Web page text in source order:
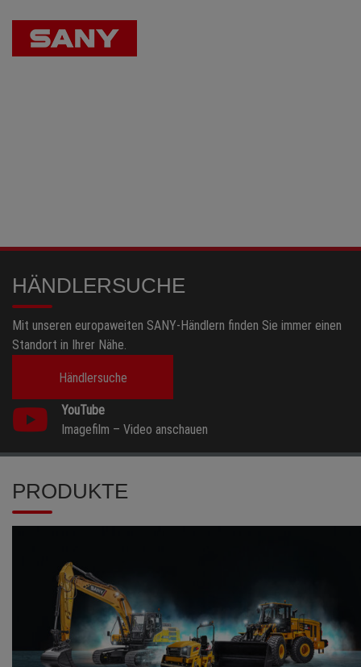
HÄNDLERSUCHE
Mit unseren europaweiten SANY-Händlern finden Sie immer einen
Standort in Ihrer Nähe.
Händlersuche
YouTube
Imagefilm – Video anschauen
PRODUKTE